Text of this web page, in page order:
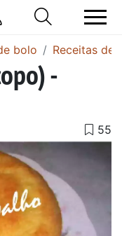
bolo Receitas de
-